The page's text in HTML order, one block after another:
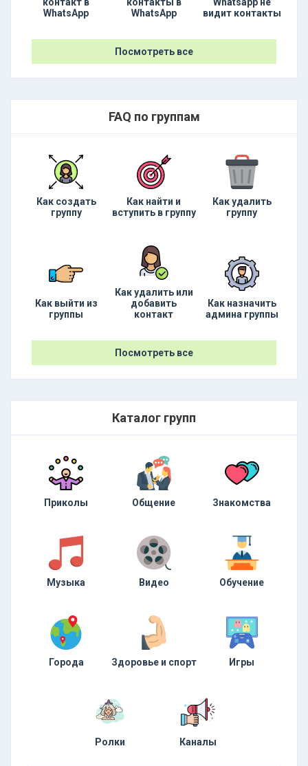
WhatsApp
WhatsApp
видит контакты
Посмотреть все
FAQ по группам
Как создать
группу
Как найти и
вступить в группу
Как удалить
группу
Как выйти из
группы
Как удалить или
добавить
контакт
Как назначить
админа группы
Посмотреть все
Каталог групп
Приколы Общение Знакомства
Музыка Видео Обучение
Города Здоровье и спорт Игры
Ролки Каналы